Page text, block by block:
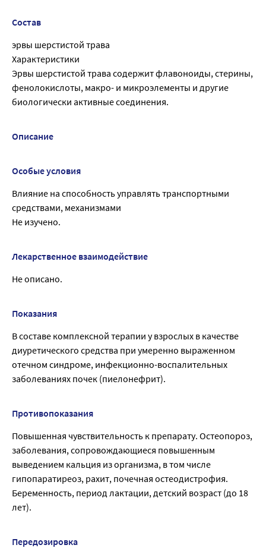
Состав
эрвы шерстистой трава
Характеристики
Эрвы шерстистой трава содержит флавоноиды, стерины,
фенолокислоты, макро- и микроэлементы и другие
биологически активные соединения.
Описание
Особые условия
Влияние на способность управлять транспортными
средствами, механизмами
Не изучено.
Лекарственное взаимодействие
Не описано.
Показания
В составе комплексной терапии у взрослых в качестве
диуретического средства при умеренно выраженном
отечном синдроме, инфекционно-воспалительных
заболеваниях почек (пиелонефрит).
Противопоказания
Повышенная чувствительность к препарату. Остеопороз,
заболевания, сопровождающиеся повышенным
выведением кальция из организма, в том числе
гипопаратиреоз, рахит, почечная остеодистрофия.
Беременность, период лактации, детский возраст (до 18
лет).
Передозировка